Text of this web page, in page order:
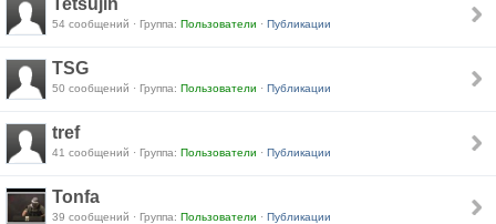
Tetsujin
54 сообщений · Группа: Пользователи · Публикации
TSG
50 сообщений · Группа: Пользователи · Публикации
tref
41 сообщений · Группа: Пользователи · Публикации
Tonfa
39 сообщений · Группа: Пользователи · Публикации